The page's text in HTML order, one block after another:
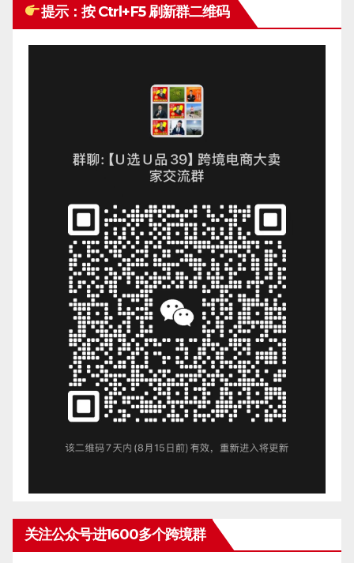
提示：按 Ctrl+F5 刷新群二维码
关注公众号进1600多个跨境群